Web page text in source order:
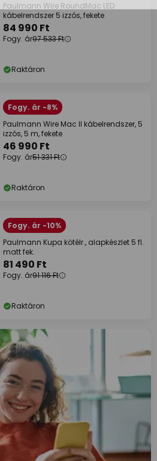
Paulmann Wire RoundMac LED
kábelrendszer 5 izzós, fekete
84 990 Ft
Fogy. ár97 533 Ft
Raktáron
Fogy. ár -8%
Paulmann Wire Mac II kábelrendszer, 5
izzós, 5 m, fekete
46 990 Ft
Fogy. ár51 331 Ft
Raktáron
Fogy. ár -10%
Paulmann Kupa kötélr., alapkészlet 5 fl.
matt fek.
81 490 Ft
Fogy. ár91 116 Ft
Raktáron